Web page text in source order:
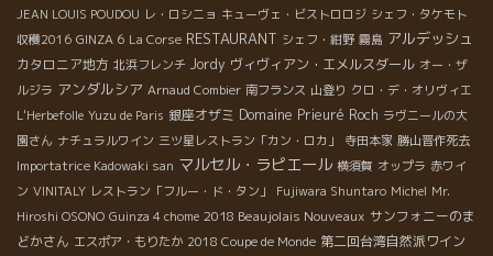
JEAN LOUIS POUDOU レ・ロシニョ キューヴェ・ビストロロジ シェフ・タケモト
収穫2016 GINZA 6 La Corse RESTAURANT シェフ・紺野 霧島 アルデッシュ
カタロニア地方 北浜フレンチ Jordy ヴィヴィアン・エメルスダール オー・ザ
ルジラ アンダルシア Arnaud Combier 南フランス 山登り クロ・デ・オリヴィエ
L'Herbefolle Yuzu de Paris 銀座オザミ Domaine Prieuré Roch ラヴニールの大
園さん ナチュラルワイン 三ツ星レストラン「カン・ロカ」 寺田本家 勝山晋作死去
Importatrice Kadowaki san マルセル・ラピエール 横須賀 オップラ 赤ワイ
ン VINITALY レストラン「フルー・ド・タン」 Fujiwara Shuntaro Michel Mr.
Hiroshi OSONO Guinza 4 chome 2018 Beaujolais Nouveaux サンフォニーのま
どかさん エスポア・もりたか 2018 Coupe de Monde 第二回台湾自然派ワイン